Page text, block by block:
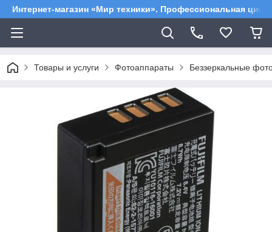
Интернет-магазин «Мир техники». Профессиональная
Товары и услуги Фотоаппараты Беззеркальные